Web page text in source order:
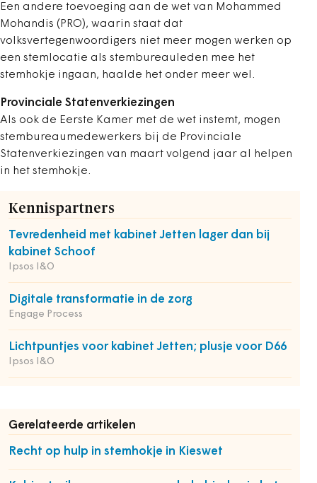
Een andere toevoeging aan de wet van Mohammed
Mohandis (PRO), waarin staat dat
volksvertegenwoordigers niet meer mogen werken op
een stemlocatie als stembureauleden mee het
stemhokje ingaan, haalde het onder meer wel.
Provinciale Statenverkiezingen
Als ook de Eerste Kamer met de wet instemt, mogen
stembureaumedewerkers bij de Provinciale
Statenverkiezingen van maart volgend jaar al helpen
in het stemhokje.
Kennispartners
Tevredenheid met kabinet Jetten lager dan bij
kabinet Schoof
Ipsos I&O
Digitale transformatie in de zorg
Engage Process
Lichtpuntjes voor kabinet Jetten; plusje voor D66
Ipsos I&O
Gerelateerde artikelen
Recht op hulp in stemhokje in Kieswet